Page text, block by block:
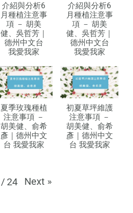
介紹與分析6
月種植注意事
項 － 胡美
健、吳哲芳｜
德州中文台
我愛我家
介紹與分析6
月種植注意事
項 － 胡美
健、吳哲芳｜
德州中文台
我愛我家
夏季玫瑰種植
注意事項 －
胡美健、俞希
彥｜德州中文
台 我愛我家
初夏草坪維護
注意事項 －
胡美健、俞希
彥｜德州中文
台 我愛我家
/ 24 Next »